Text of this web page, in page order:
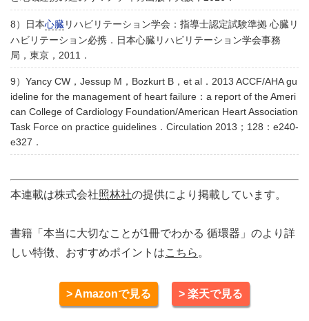
8）日本心臓 リハビリテーション学会：指導士認定試験準拠 心臓リ
ハビリテーション必携．日本心臓リハビリテーション学会事務
局，東京，2011．
9）Yancy CW，Jessup M，Bozkurt B，et al．2013 ACCF/AHA gu
ideline for the management of heart failure：a report of the Ameri
can College of Cardiology Foundation/American Heart Association
Task Force on practice guidelines．Circulation 2013；128：e240-
e327．
本連載は株式会社照林社の提供により掲載しています。
書籍「本当に大切なことが1冊でわかる 循環器」のより詳
しい特徴、おすすめポイントはこちら 。
> Amazonで見る > 楽天で見る